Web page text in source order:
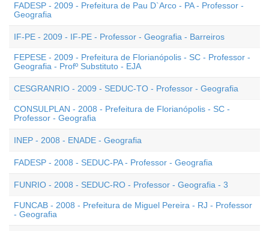
FADESP - 2009 - Prefeitura de Pau D`Arco - PA - Professor -
Geografia
IF-PE - 2009 - IF-PE - Professor - Geografia - Barreiros
FEPESE - 2009 - Prefeitura de Florianópolis - SC - Professor -
Geografia - Profº Substituto - EJA
CESGRANRIO - 2009 - SEDUC-TO - Professor - Geografia
CONSULPLAN - 2008 - Prefeitura de Florianópolis - SC -
Professor - Geografia
INEP - 2008 - ENADE - Geografia
FADESP - 2008 - SEDUC-PA - Professor - Geografia
FUNRIO - 2008 - SEDUC-RO - Professor - Geografia - 3
FUNCAB - 2008 - Prefeitura de Miguel Pereira - RJ - Professor
- Geografia